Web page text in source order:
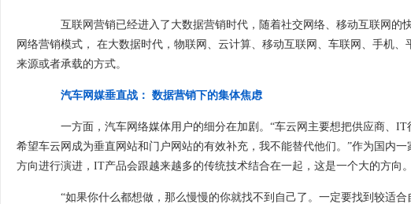
互联网营销已经进入了大数据营销时代，随着社交网络、移动互联网的
网络营销模式， 在大数据时代，物联网、云计算、移动互联网、车联网、手机
来源或者承载的方式。
汽车网媒垂直战： 数据营销下的集体焦虑
一方面，汽车网络媒体用户的细分在加剧。“车云网主要想把供应商、IT
希望车云网成为垂直网站和门户网站的有效补充，我不能替代他们。”作为国内
方向进行演进，IT产品会跟越来越多的传统技术结合在一起，这是一个大的方向。
“如果你什么都想做，那么慢慢的你就找不到自己了。一定要找到较适合